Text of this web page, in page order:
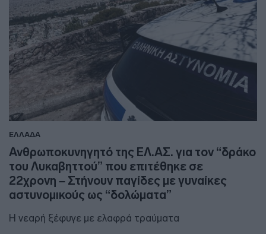
ΕΛΛΑΔΑ
Ανθρωποκυνηγητό της ΕΛ.ΑΣ. για τον “δράκο
του Λυκαβηττού” που επιτέθηκε σε
22χρονη – Στήνουν παγίδες με γυναίκες
αστυνομικούς ως “δολώματα”
Η νεαρή ξέφυγε με ελαφρά τραύματα